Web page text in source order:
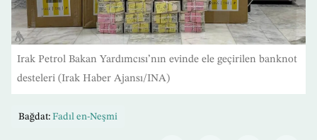
Irak Petrol Bakan Yardımcısı’nın evinde ele geçirilen banknot
desteleri (Irak Haber Ajansı/INA)
Bağdat: Fadıl en-Neşmi